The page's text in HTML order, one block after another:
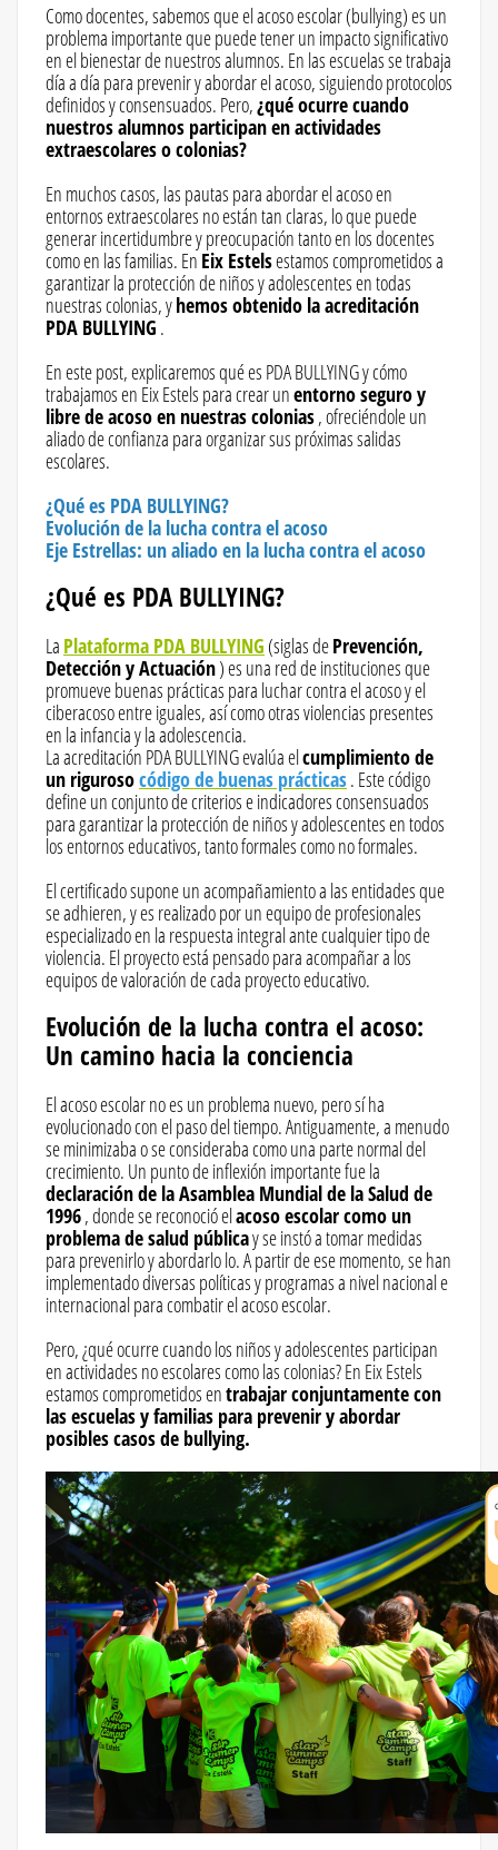
Como docentes, sabemos que el acoso escolar (bullying) es un
problema importante que puede tener un impacto significativo
en el bienestar de nuestros alumnos. En las escuelas se trabaja
día a día para prevenir y abordar el acoso, siguiendo protocolos
definidos y consensuados. Pero,¿qué ocurre cuando
nuestros alumnos participan en actividades
extraescolares o colonias?
En muchos casos, las pautas para abordar el acoso en
entornos extraescolares no están tan claras, lo que puede
generar incertidumbre y preocupación tanto en los docentes
como en las familias. En Eix Estelsestamos comprometidos a
garantizar la protección de niños y adolescentes en todas
nuestras colonias, yhemos obtenido la acreditación
PDA BULLYING .
En este post, explicaremos qué es PDA BULLYING y cómo
trabajamos en Eix Estels para crear unentorno seguro y
libre de acoso en nuestras colonias, ofreciéndole un
aliado de confianza para organizar sus próximas salidas
escolares.
¿Qué es PDA BULLYING?
Evolución de la lucha contra el acoso
Eje Estrellas: un aliado en la lucha contra el acoso
¿Qué es PDA BULLYING?
La Plataforma PDA BULLYING (siglas dePrevención,
Detección y Actuación) es una red de instituciones que
promueve buenas prácticas para luchar contra el acoso y el
ciberacoso entre iguales, así como otras violencias presentes
en la infancia y la adolescencia.
La acreditación PDA BULLYING evalúa elcumplimiento de
un rigurosocódigo de buenas prácticas. Este código
define un conjunto de criterios e indicadores consensuados
para garantizar la protección de niños y adolescentes en todos
los entornos educativos, tanto formales como no formales.
El certificado supone un acompañamiento a las entidades que
se adhieren, y es realizado por un equipo de profesionales
especializado en la respuesta integral ante cualquier tipo de
violencia. El proyecto está pensado para acompañar a los
equipos de valoración de cada proyecto educativo.
Evolución de la lucha contra el acoso:
Un camino hacia la conciencia
El acoso escolar no es un problema nuevo, pero sí ha
evolucionado con el paso del tiempo. Antiguamente, a menudo
se minimizaba o se consideraba como una parte normal del
crecimiento. Un punto de inflexión importante fue la
declaración de la Asamblea Mundial de la Salud de
1996, donde se reconoció elacoso escolar como un
problema de salud públicay se instó a tomar medidas
para prevenirlo y abordarlo lo. A partir de ese momento, se han
implementado diversas políticas y programas a nivel nacional e
internacional para combatir el acoso escolar.
Pero, ¿qué ocurre cuando los niños y adolescentes participan
en actividades no escolares como las colonias? En Eix Estels
estamos comprometidos entrabajar conjuntamente con
las escuelas y familias para prevenir y abordar
posibles casos de bullying.